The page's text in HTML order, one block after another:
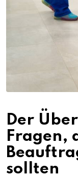
Der
Fragen,
sollten